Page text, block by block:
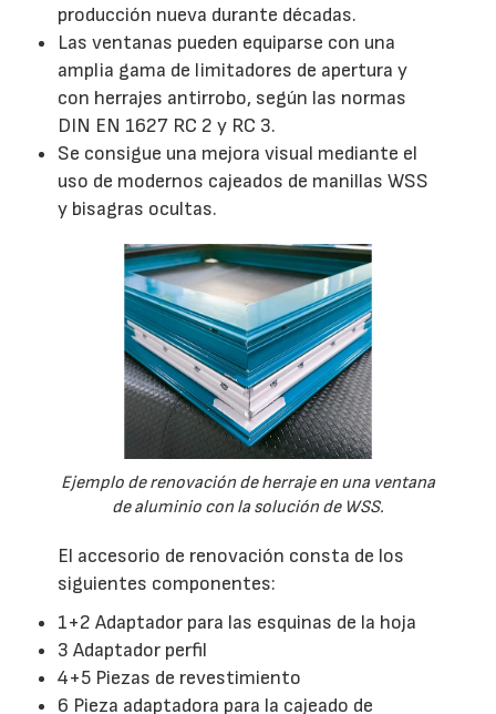
producción nueva durante décadas.
Las ventanas pueden equiparse con una
amplia gama de limitadores de apertura y
con herrajes antirrobo, según las normas
DIN EN 1627 RC 2 y RC 3.
Se consigue una mejora visual mediante el
uso de modernos cajeados de manillas WSS
y bisagras ocultas.
Ejemplo de renovación de herraje en una ventana
de aluminio con la solución de WSS.
El accesorio de renovación consta de los
siguientes componentes:
1+2 Adaptador para las esquinas de la hoja
3 Adaptador perfil
4+5 Piezas de revestimiento
6 Pieza adaptadora para la cajeado de